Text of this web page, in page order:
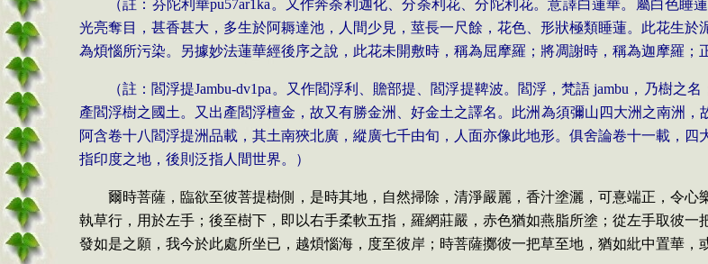
（註：芬陀利華pu57ar1ka 。又作奔荼利迦化、分荼利花、分陀利花。意譯白蓮華。屬白色睡
光亮奪目，甚香甚大，多生於阿耨達池，人間少見，莖長一尺餘，花色、形狀極類睡蓮。此花生
為煩惱所污染。另據妙法蓮華經後序之說，此花未開敷時，稱為屈摩羅；將凋謝時，稱為迦摩羅；
（註：閻浮提Jambu-dv1pa 。又作閻浮利、贍部提、閻浮提鞞波。閻浮，梵語 jambu ，乃樹之
產閻浮樹之國土。又出產閻浮檀金，故又有勝金洲、好金土之譯名。此洲為須彌山四大洲之南洲，
阿含卷十八閻浮提洲品載，其土南狹北廣，縱廣七千由旬，人面亦像此地形。俱舍論卷十一載，
指印度之地，後則泛指人間世界。）
爾時菩薩，臨欲至彼菩提樹側，是時其地，自然掃除，清淨嚴麗，香汁塗灑，可憙端正，令
執草行，用於左手；後至樹下，即以右手柔軟五指，羅網莊嚴，赤色猶如燕脂所塗；從左手取彼
發如是之願，我今於此處所坐已，越煩惱海，度至彼岸；時菩薩擲彼一把草至地，猶如紕中置華，